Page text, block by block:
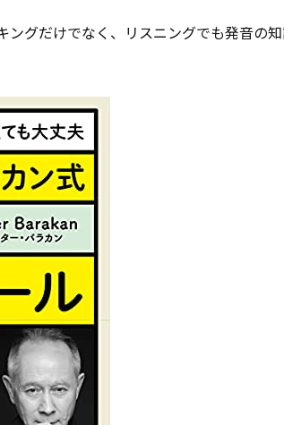
グだけでなく、リスニングでも発音の知